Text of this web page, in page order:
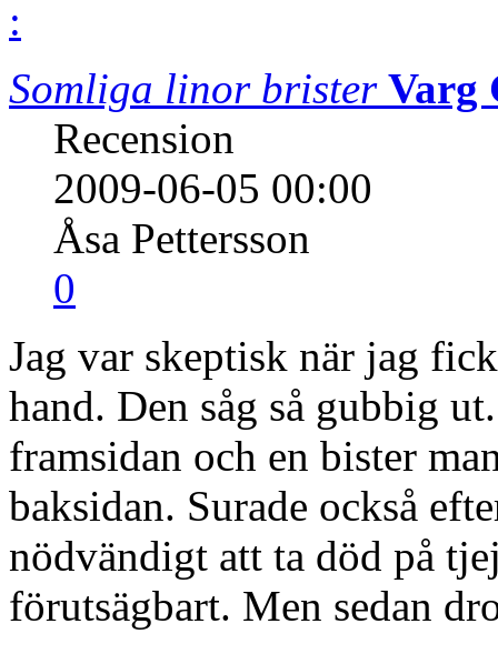
Somliga linor brister Varg
Recension
2009-06-05 00:00
Åsa Pettersson
0
Jag var skeptisk när jag
hand. Den såg så gubbig
framsidan och en bister
baksidan. Surade också
nödvändigt att ta död på
förutsägbart. Men sedan